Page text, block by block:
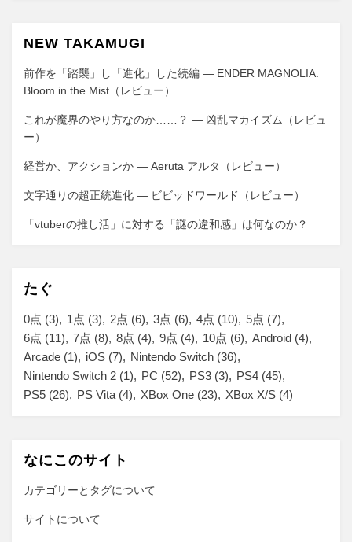
NEW TAKAMUGI
前作を「踏襲」し「進化」した続編 ― ENDER MAGNOLIA:
Bloom in the Mist（レビュー）
これが魔界のやり方なのか……？ ― 凶乱マカイズム（レビュ
ー）
経営か、アクションか ― Aeruta アルタ（レビュー）
文字通りの超正統進化 ― ビビッドワールド（レビュー）
「vtuberの推し活」に対する「謎の違和感」は何なのか？
たぐ
0点 (3) 1点 (3) 2点 (6) 3点 (6) 4点 (10) 5点 (7)
6点 (11) 7点 (8) 8点 (4) 9点 (4) 10点 (6) Android (4)
Arcade (1) iOS (7) Nintendo Switch (36)
Nintendo Switch 2 (1) PC (52) PS3 (3) PS4 (45)
PS5 (26) PS Vita (4) XBox One (23) XBox X/S (4)
なにこのサイト
カテゴリーとタグについて
サイトについて